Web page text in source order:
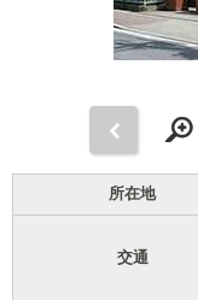
所在地
交通